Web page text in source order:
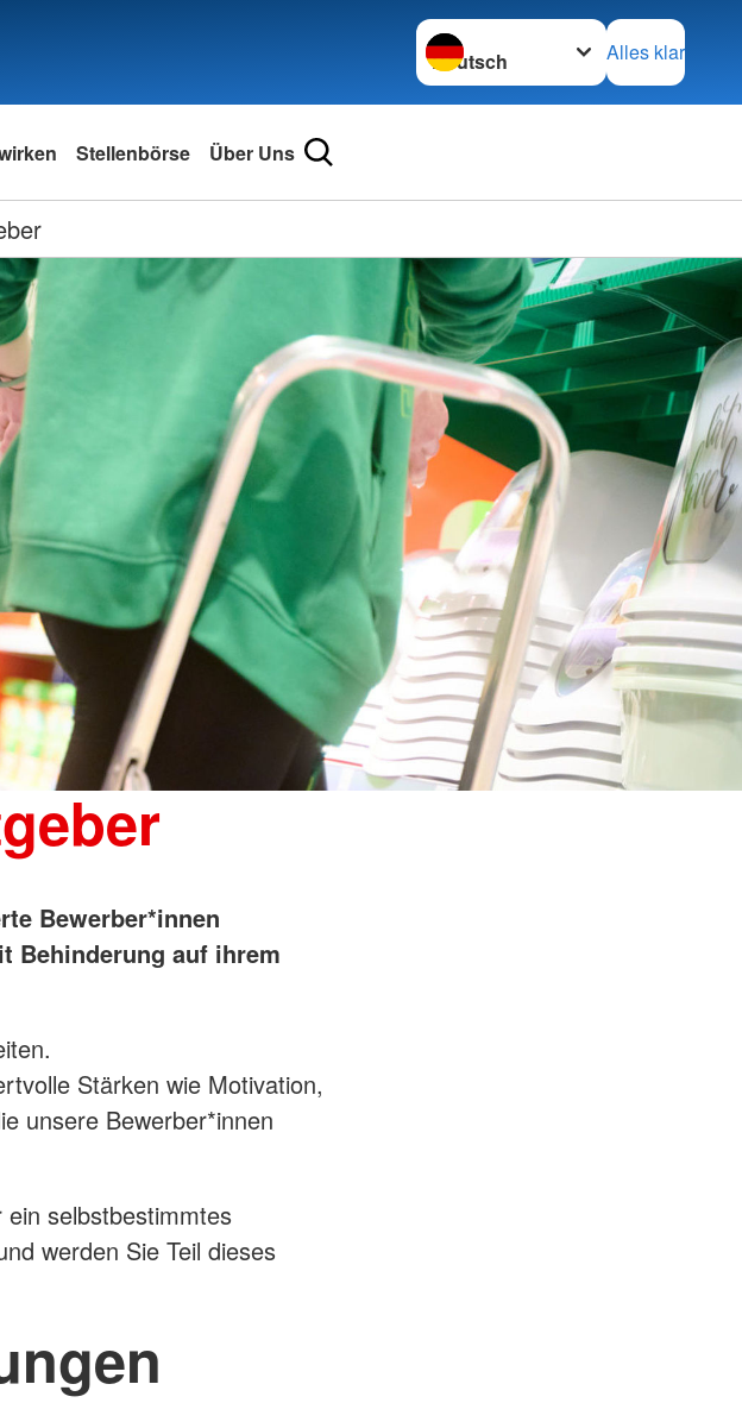
Sprache wechseln zu
Alles klar
Stellenbörse Über Uns
Bewerber*innen
Behinderung auf ihrem
Stärken wie Motivation,
unsere Bewerber*innen
selbstbestimmtes
werden Sie Teil dieses